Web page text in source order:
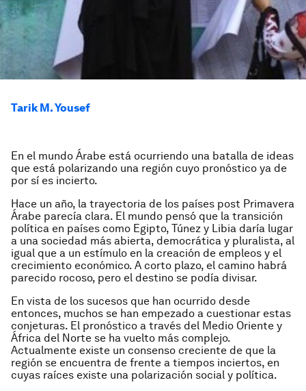
Tarik M. Yousef
En el mundo Árabe está ocurriendo una batalla de ideas
que está polarizando una región cuyo pronóstico ya de
por sí es incierto.
Hace un año, la trayectoria de los países post Primavera
Árabe parecía clara. El mundo pensó que la transición
política en países como Egipto, Túnez y Libia daría lugar
a una sociedad más abierta, democrática y pluralista, al
igual que a un estímulo en la creación de empleos y el
crecimiento económico. A corto plazo, el camino habrá
parecido rocoso, pero el destino se podía divisar.
En vista de los sucesos que han ocurrido desde
entonces, muchos se han empezado a cuestionar estas
conjeturas. El pronóstico a través del Medio Oriente y
África del Norte se ha vuelto más complejo.
Actualmente existe un consenso creciente de que la
región se encuentra de frente a tiempos inciertos, en
cuyas raíces existe una polarización social y política.